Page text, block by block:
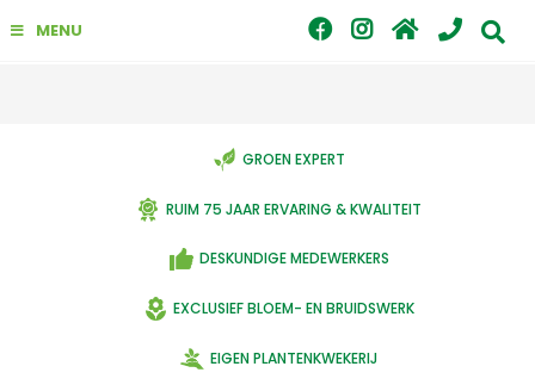
GROEN EXPERT
RUIM 75 JAAR ERVARING & KWALITEIT
DESKUNDIGE MEDEWERKERS
EXCLUSIEF BLOEM- EN BRUIDSWERK
EIGEN PLANTENKWEKERIJ
MENU